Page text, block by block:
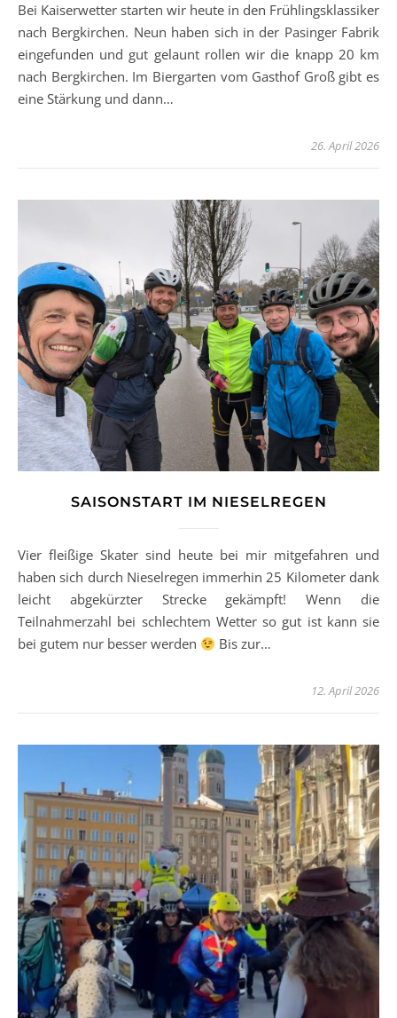
Bei Kaiserwetter starten wir heute in den Frühlingsklassiker
nach Bergkirchen. Neun haben sich in der Pasinger Fabrik
eingefunden und gut gelaunt rollen wir die knapp 20 km
nach Bergkirchen. Im Biergarten vom Gasthof Groß gibt es
eine Stärkung und dann…
26. April 2026
SAISONSTART IM NIESELREGEN
Vier fleißige Skater sind heute bei mir mitgefahren und
haben sich durch Nieselregen immerhin 25 Kilometer dank
leicht abgekürzter Strecke gekämpft! Wenn die
Teilnahmerzahl bei schlechtem Wetter so gut ist kann sie
bei gutem nur besser werden
Bis zur…
12. April 2026